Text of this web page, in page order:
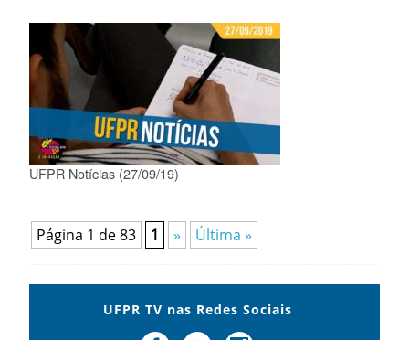
UFPR Notícias (27/09/19)
Página 1 de 83 1 » Última »
UFPR TV nas Redes Sociais